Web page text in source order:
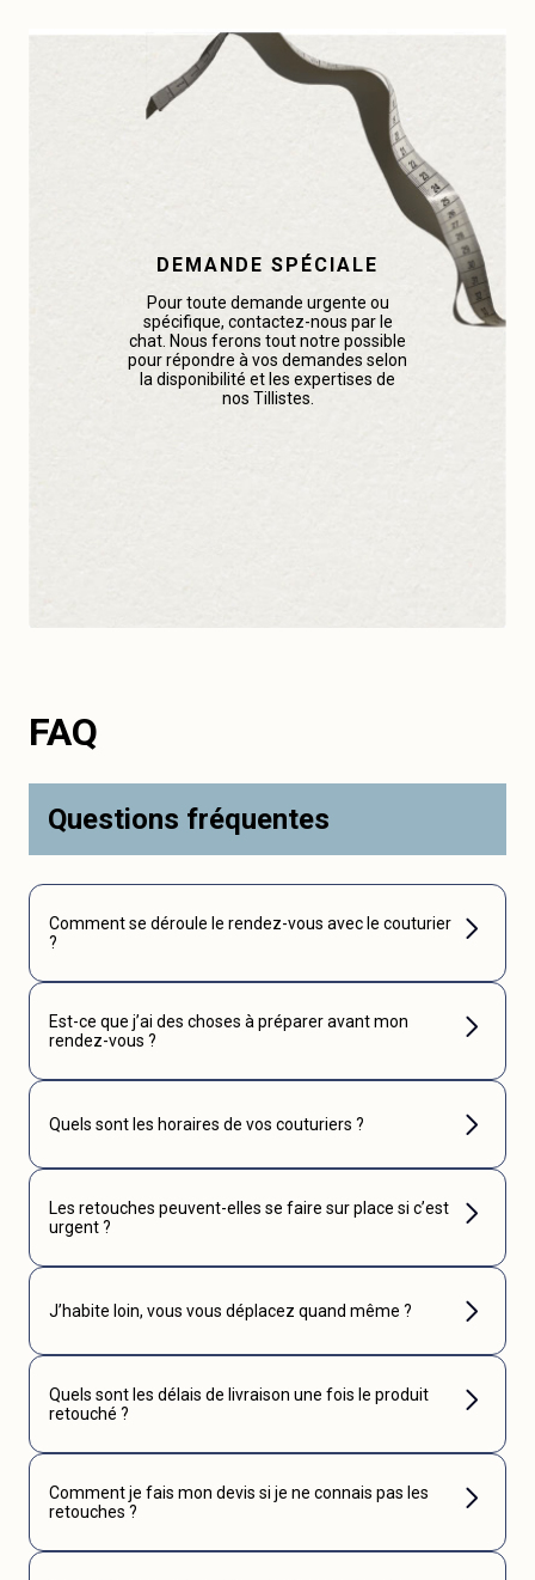
DEMANDE SPÉCIALE
Pour toute demande urgente ou
spécifique, contactez-nous par le
chat. Nous ferons tout notre possible
pour répondre à vos demandes selon
la disponibilité et les expertises de
nos Tillistes.
FAQ
Questions fréquentes
Comment se déroule le rendez-vous avec le couturier
?
Est-ce que j’ai des choses à préparer avant mon
rendez-vous ?
Quels sont les horaires de vos couturiers ?
Les retouches peuvent-elles se faire sur place si c’est
urgent ?
J’habite loin, vous vous déplacez quand même ?
Quels sont les délais de livraison une fois le produit
retouché ?
Comment je fais mon devis si je ne connais pas les
retouches ?